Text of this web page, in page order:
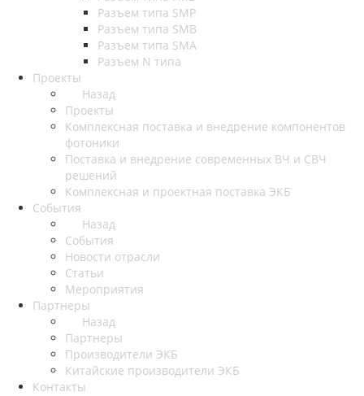
Разъем типа SMP
Разъем типа SMB
Разъем типа SMA
Разъем N типа
Проекты
Назад
Проекты
Комплексная поставка и внедрение компонентов
фотоники
Поставка и внедрение современных ВЧ и СВЧ
решений
Комплексная и проектная поставка ЭКБ
События
Назад
События
Новости отрасли
Статьи
Мероприятия
Партнеры
Назад
Партнеры
Производители ЭКБ
Китайские производители ЭКБ
Контакты